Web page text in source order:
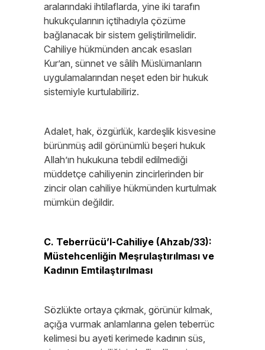
aralarındaki ihtilaflarda, yine iki tarafın
hukukçularının içtihadıyla çözüme
bağlanacak bir sistem geliştirilmelidir.
Cahiliye hükmünden ancak esasları
Kur’an, sünnet ve sâlih Müslümanların
uygulamalarından neşet eden bir hukuk
sistemiyle kurtulabiliriz.
Adalet, hak, özgürlük, kardeşlik kisvesine
bürünmüş adil görünümlü beşeri hukuk
Allah’ın hukukuna tebdil edilmediği
müddetçe cahiliyenin zincirlerinden bir
zincir olan cahiliye hükmünden kurtulmak
mümkün değildir.
C. Teberrücü’l-Cahiliye (Ahzab/33):
Müstehcenliğin Meşrulaştırılması ve
Kadının Emtilaştırılması
Sözlükte ortaya çıkmak, görünür kılmak,
açığa vurmak anlamlarına gelen teberrüc
kelimesi bu ayeti kerimede kadının süs,